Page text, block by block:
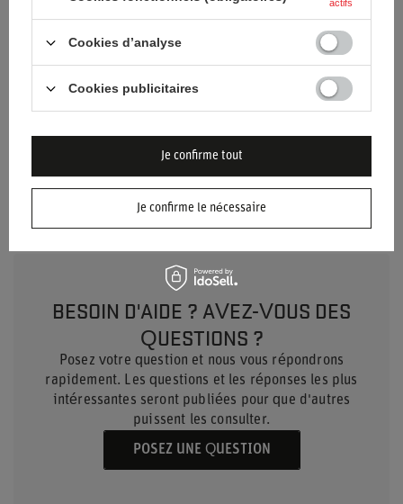
Annuaire
Matériel
BESOIN D'AIDE ? AVEZ-VOUS DES
QUESTIONS ?
Posez votre question et nous vous répondrons
rapidement. Les questions et les réponses les plus
intéressantes seront publiées pour que d'autres
puissent les consulter.
POSEZ UNE QUESTION
actifs
Cookies d’analyse
Cookies publicitaires
Je confirme le nécessaire
Je confirme tout